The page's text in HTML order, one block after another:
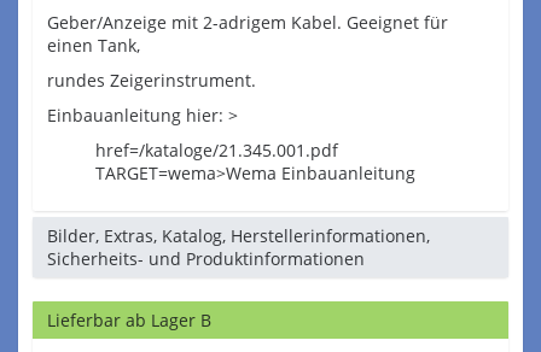
Geber/Anzeige mit 2-adrigem Kabel. Geeignet für
einen Tank,
rundes Zeigerinstrument.
Einbauanleitung hier: >
href=/kataloge/21.345.001.pdf
TARGET=wema>Wema Einbauanleitung
Bilder, Extras, Katalog, Herstellerinformationen,
Sicherheits- und Produktinformationen
Lieferbar ab Lager B